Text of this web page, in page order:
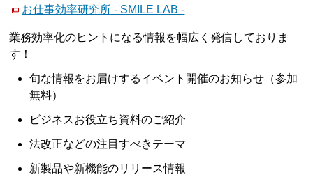
お仕事効率研究所 - SMILE LAB -
業務効率化のヒントになる情報を幅広く発信しておりま
す！
旬な情報をお届けするイベント開催のお知らせ（参加
無料）
ビジネスお役立ち資料のご紹介
法改正などの注目すべきテーマ
新製品や新機能のリリース情報